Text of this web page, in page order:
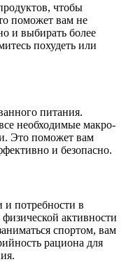
чтобы
поможет вам не
и выбирать более
похудеть или
питания.
необходимые макро-
Это поможет вам
и безопасно.
и потребности в
активности
спортом, вам
рациона для